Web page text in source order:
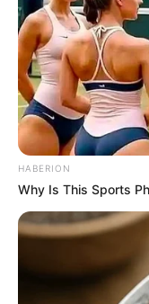
HABERION
Why Is This Sports